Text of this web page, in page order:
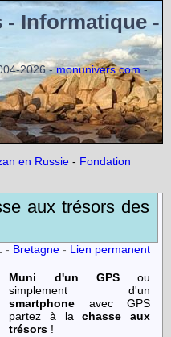
- Informatique -
2026 -monunivers.com-
en Russie - Fondation
aux trésors des
- Bretagne - Lien permanent
Muni d'un GPSou
simplement d'un
smartphone avec GPS
partez à lachasse aux
trésors !